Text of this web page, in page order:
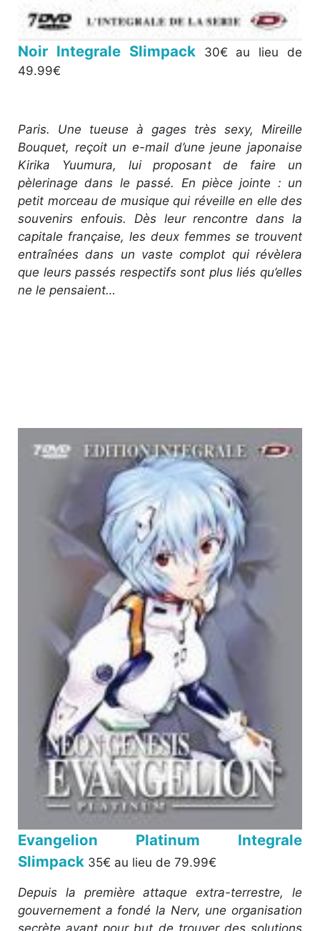
Noir Integrale Slimpack30€ au lieu de
49.99€
Paris. Une tueuse à gages très sexy, Mireille
Bouquet, reçoit un e-mail d’une jeune japonaise
Kirika Yuumura, lui proposant de faire un
pèlerinage dans le passé. En pièce jointe : un
petit morceau de musique qui réveille en elle des
souvenirs enfouis. Dès leur rencontre dans la
capitale française, les deux femmes se trouvent
entraînées dans un vaste complot qui révèlera
que leurs passés respectifs sont plus liés qu’elles
ne le pensaient…
Evangelion Platinum Integrale
Slimpack 35€ au lieu de 79.99€
Depuis la première attaque extra-terrestre, le
gouvernement a fondé la Nerv, une organisation